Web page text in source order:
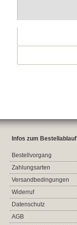
Infos zum Bestellablauf
Bestellvorgang
Zahlungsarten
Versandbedingungen
Widerruf
Datenschutz
AGB